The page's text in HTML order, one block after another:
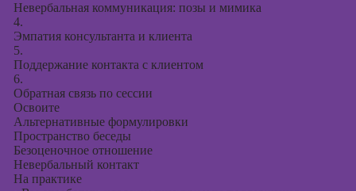
Невербальная коммуникация: позы и мимика
4.
Эмпатия консультанта и клиента
5.
Поддержание контакта с клиентом
6.
Обратная связь по сессии
Освоите
Альтернативные формулировки
Пространство беседы
Безоценочное отношение
Невербальный контакт
На практике